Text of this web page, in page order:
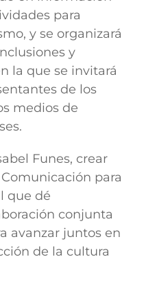
para
y se organizará
y
la que se invitará
de los
medios de
Funes, crear
para
que dé
conjunta
avanzar juntos en
de la cultura